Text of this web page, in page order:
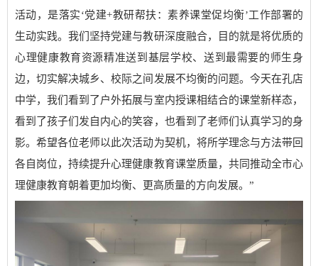
活动，是落实‘党建+教研帮扶：素养课堂促均衡’工作部署的
生动实践。我们坚持党建与教研深度融合，目的就是将优质的
心理健康教育资源精准送到基层学校、送到最需要的师生身
边，切实解决城乡、校际之间发展不均衡的问题。今天在孔店
中学，我们看到了户外拓展与室内授课相结合的课堂新样态，
看到了孩子们发自内心的笑容，也看到了老师们认真学习的身
影。希望各位老师以此次活动为契机，将所学理念与方法带回
各自岗位，持续提升心理健康教育课堂质量，共同推动全市心
理健康教育朝着更加均衡、更高质量的方向发展。”